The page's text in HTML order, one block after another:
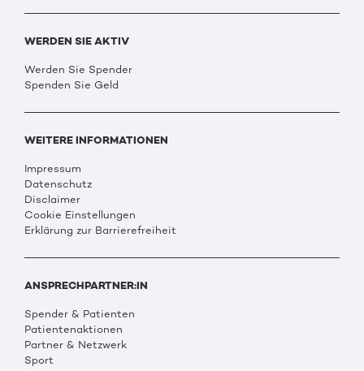
WERDEN SIE AKTIV
Werden Sie Spender
Spenden Sie Geld
WEITERE INFORMATIONEN
Impressum
Datenschutz
Disclaimer
Cookie Einstellungen
Erklärung zur Barrierefreiheit
ANSPRECHPARTNER:IN
Spender & Patienten
Patientenaktionen
Partner & Netzwerk
Sport